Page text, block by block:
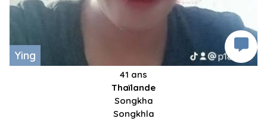
Ying
41 ans
Thaïlande
Songkha
Songkhla